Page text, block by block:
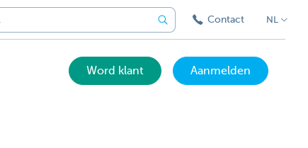
Contact NL
Word klant Aanmelden